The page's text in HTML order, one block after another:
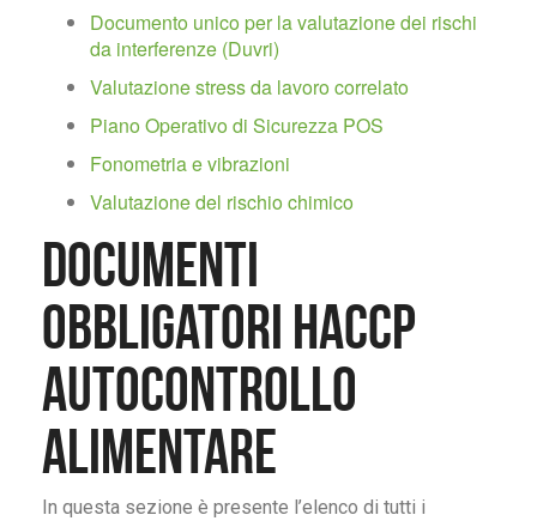
Documento unico per la valutazione dei rischi
da interferenze (Duvri)
Valutazione stress da lavoro correlato
Piano Operativo di Sicurezza POS
Fonometria e vibrazioni
Valutazione del rischio chimico
Documenti
obbligatori Haccp
Autocontrollo
Alimentare
In questa sezione è presente l’elenco di tutti i